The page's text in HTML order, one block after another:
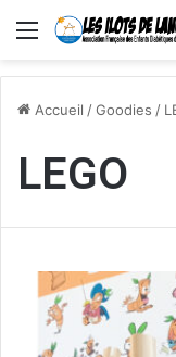
Menu
Accueil /Goodies /
LEGO